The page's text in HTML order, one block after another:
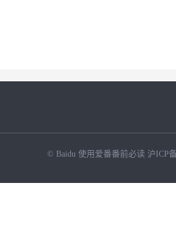
© Baidu 使用爱番番前必读 沪ICP